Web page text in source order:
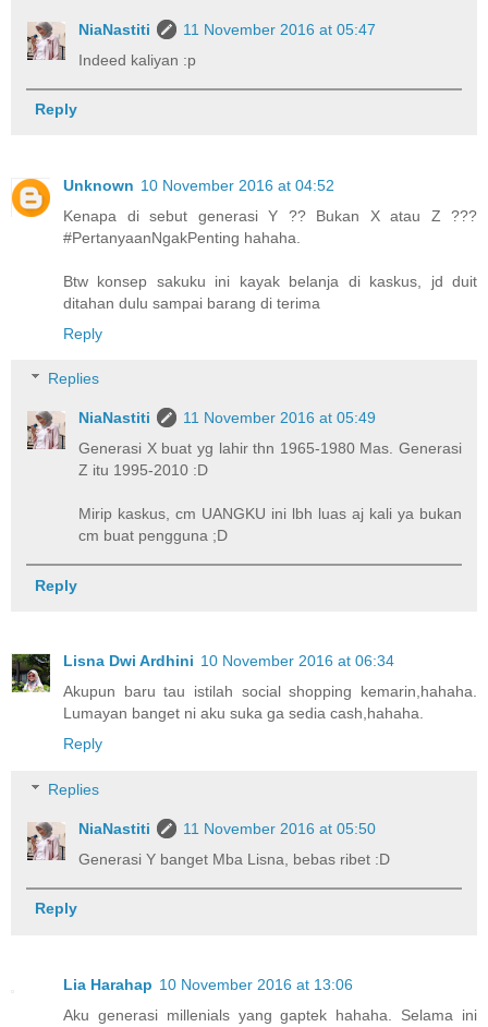
NiaNastiti
11 November 2016 at 05:47
Indeed kaliyan :p
Reply
Unknown 10 November 2016 at 04:52
Kenapa di sebut generasi Y ?? Bukan X atau Z ???
#PertanyaanNgakPenting hahaha.
Btw konsep sakuku ini kayak belanja di kaskus, jd duit
ditahan dulu sampai barang di terima
Reply
Replies
NiaNastiti
11 November 2016 at 05:49
Generasi X buat yg lahir thn 1965-1980 Mas. Generasi
Z itu 1995-2010 :D
Mirip kaskus, cm UANGKU ini lbh luas aj kali ya bukan
cm buat pengguna ;D
Reply
Lisna Dwi Ardhini 10 November 2016 at 06:34
Akupun baru tau istilah social shopping kemarin,hahaha.
Lumayan banget ni aku suka ga sedia cash,hahaha.
Reply
Replies
NiaNastiti
11 November 2016 at 05:50
Generasi Y banget Mba Lisna, bebas ribet :D
Reply
Lia Harahap 10 November 2016 at 13:06
Aku generasi millenials yang gaptek hahaha. Selama ini